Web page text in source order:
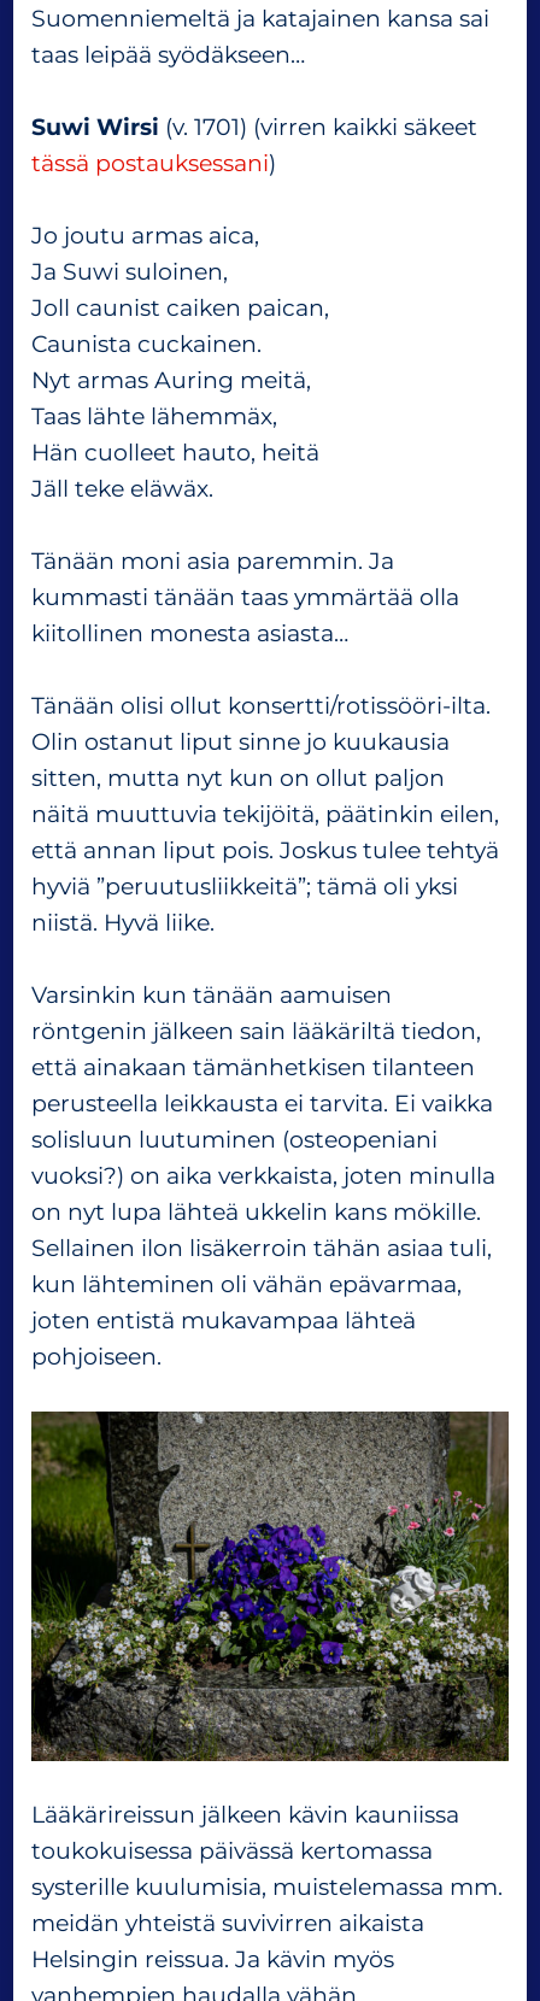
s
l
i
n
Suomenniemeltä ja katajainen kansa sai
taas leipää syödäkseen…
Suwi Wirsi (v. 1701) (virren kaikki säkeet
tässä postauksessani)
Jo joutu armas aica,
Ja Suwi suloinen,
Joll caunist caiken paican,
Caunista cuckainen.
Nyt armas Auring meitä,
Taas lähte lähemmäx,
Hän cuolleet hauto, heitä
Jäll teke eläwäx.
Tänään moni asia paremmin. Ja
kummasti tänään taas ymmärtää olla
kiitollinen monesta asiasta…
Tänään olisi ollut konsertti/rotissööri-ilta.
Olin ostanut liput sinne jo kuukausia
sitten, mutta nyt kun on ollut paljon
näitä muuttuvia tekijöitä, päätinkin eilen,
että annan liput pois. Joskus tulee tehtyä
hyviä ”peruutusliikkeitä”; tämä oli yksi
niistä. Hyvä liike.
Varsinkin kun tänään aamuisen
röntgenin jälkeen sain lääkäriltä tiedon,
että ainakaan tämänhetkisen tilanteen
perusteella leikkausta ei tarvita. Ei vaikka
solisluun luutuminen (osteopeniani
vuoksi?) on aika verkkaista, joten minulla
on nyt lupa lähteä ukkelin kans mökille.
Sellainen ilon lisäkerroin tähän asiaa tuli,
kun lähteminen oli vähän epävarmaa,
joten entistä mukavampaa lähteä
pohjoiseen.
Lääkärireissun jälkeen kävin kauniissa
toukokuisessa päivässä kertomassa
systerille kuulumisia, muistelemassa mm.
meidän yhteistä suvivirren aikaista
Helsingin reissua. Ja kävin myös
vanhempien haudalla vähän